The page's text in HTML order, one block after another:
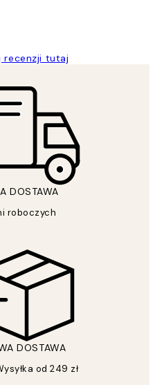
recenzji tutaj
DOSTAWA
roboczych
DOSTAWA
od 249 zł